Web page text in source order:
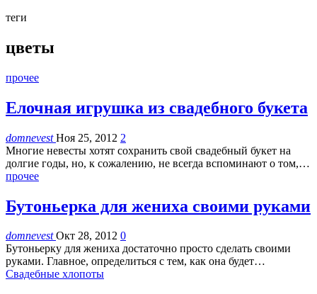
теги
цветы
прочее
Елочная игрушка из свадебного букета
domnevestНоя 25, 2012 2
Многие невесты хотят сохранить свой свадебный букет на
долгие годы, но, к сожалению, не всегда вспоминают о том,…
прочее
Бутоньерка для жениха своими руками
domnevestОкт 28, 2012 0
Бутоньерку для жениха достаточно просто сделать своими
руками. Главное, определиться с тем, как она будет…
Свадебные хлопоты